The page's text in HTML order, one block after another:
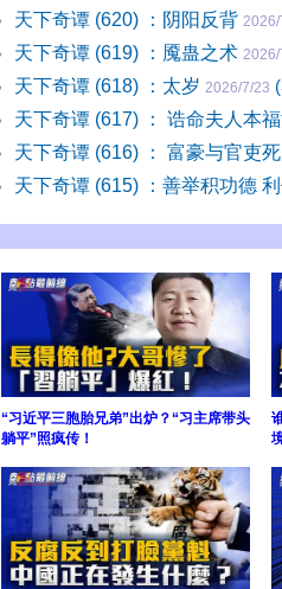
天下奇谭 (620) ：阴阳反背 2026/
天下奇谭 (619) ：魇蛊之术 2026/
天下奇谭 (618) ：太岁 2026/7/23 (
天下奇谭 (617) ： 诰命夫人本
天下奇谭 (616) ： 富豪与官吏
天下奇谭 (615) ：善举积功德
“习近平三胞胎兄弟”出炉？“习主席带头
躺平”照疯传！